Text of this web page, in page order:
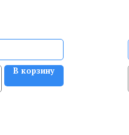
В корзину